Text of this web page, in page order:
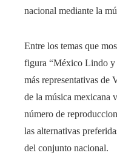
nacional mediante la
Entre los temas que
figura “México Lindo y
más representativas de
de la música mexicana
número de
las alternativas
del conjunto nacional.